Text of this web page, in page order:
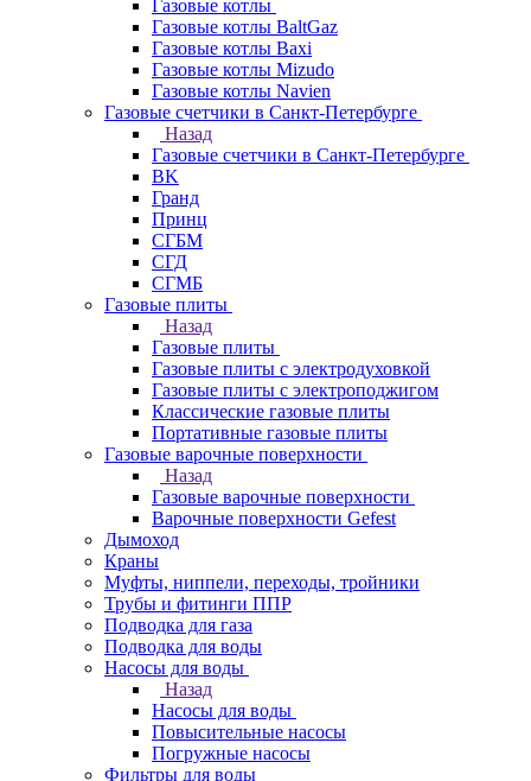
Газовые котлы
Газовые котлы BaltGaz
Газовые котлы Baxi
Газовые котлы Mizudo
Газовые котлы Navien
Газовые счетчики в Санкт-Петербурге
Назад
Газовые счетчики в Санкт-Петербурге
BK
Гранд
Принц
СГБМ
СГД
СГМБ
Газовые плиты
Назад
Газовые плиты
Газовые плиты с электродуховкой
Газовые плиты с электроподжигом
Классические газовые плиты
Портативные газовые плиты
Газовые варочные поверхности
Назад
Газовые варочные поверхности
Варочные поверхности Gefest
Дымоход
Краны
Муфты, ниппели, переходы, тройники
Трубы и фитинги ППР
Подводка для газа
Подводка для воды
Насосы для воды
Назад
Насосы для воды
Повысительные насосы
Погружные насосы
Фильтры для воды